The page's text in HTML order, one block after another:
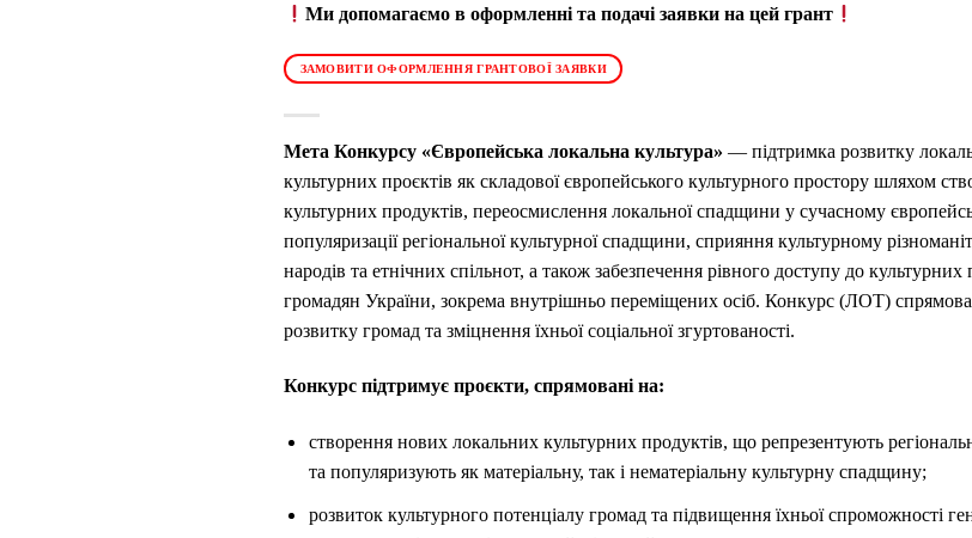
Ми допомагаємо в оформленні та подачі заявки на цей грант
ЗАМОВИТИ ОФОРМЛЕННЯ ГРАНТОВОЇ ЗАЯВКИ
Мета Конкурсу «Європейська локальна культура» — підтримка розвитку
культурних проєктів як складової європейського культурного простору шляхом
культурних продуктів, переосмислення локальної спадщини у сучасному
популяризації регіональної культурної спадщини, сприяння культурному
народів та етнічних спільнот, а також забезпечення рівного доступу до
громадян України, зокрема внутрішньо переміщених осіб. Конкурс (ЛОТ)
розвитку громад та зміцнення їхньої соціальної згуртованості.
Конкурс підтримує проєкти, спрямовані на:
створення нових локальних культурних продуктів, що репрезентують
та популяризують як матеріальну, так і нематеріальну культурну спадщину;
розвиток культурного потенціалу громад та підвищення їхньої спроможності